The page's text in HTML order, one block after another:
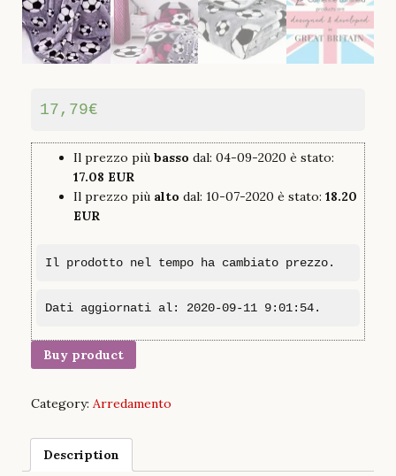
17,79€
Il prezzo più basso dal: 04-09-2020 è stato:
17.08 EUR
Il prezzo più alto dal: 10-07-2020 è stato: 18.20
EUR
Il prodotto nel tempo ha cambiato prezzo.
Dati aggiornati al: 2020-09-11 9:01:54.
Buy product
Category: Arredamento
Description